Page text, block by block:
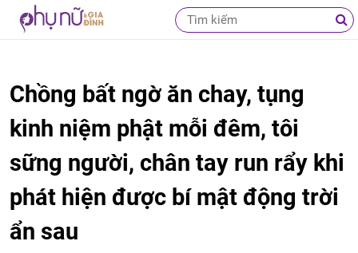
Chồng bất ngờ ăn chay, tụng
kinh niệm phật mỗi đêm, tôi
sững người, chân tay run rẩy khi
phát hiện được bí mật động trời
ẩn sau